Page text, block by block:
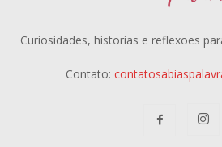
Curiosidades, historias e reflexoes
Contato: